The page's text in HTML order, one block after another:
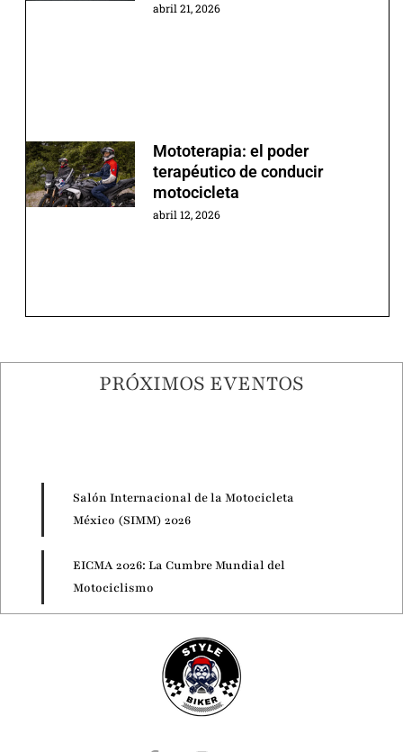
abril 21, 2026
Mototerapia: el poder
terapéutico de conducir
motocicleta
abril 12, 2026
PRÓXIMOS EVENTOS
Salón Internacional de la Motocicleta
México (SIMM) 2026
EICMA 2026: La Cumbre Mundial del
Motociclismo